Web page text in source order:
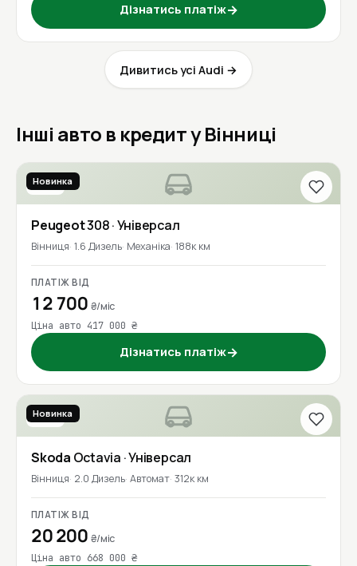
Дізнатись платіж→
Дивитись усі Audi →
Інші авто в кредит у Вінниці
2017
Новинка
Peugeot308· Універсал
Вінниця 1.6 Дизель Механіка 188к км
ПЛАТІЖ ВІД
12 700 ₴/міс
Ціна авто 417 000 ₴
Дізнатись платіж→
2018
Новинка
Skoda Octavia · Універсал
Вінниця 2.0 Дизель Автомат 312к км
ПЛАТІЖ ВІД
20 200 ₴/міс
Ціна авто 668 000 ₴